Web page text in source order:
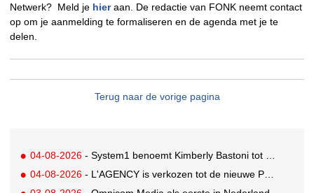
Netwerk? Meld je hieraan. De redactie van FONK neemt contact
op om je aanmelding te formaliseren en de agenda met je te
delen.
Terug naar de vorige pagina
04-08-2026 - System1 benoemt Kimberly Bastoni tot Gobal Chief Commercial Officer
04-08-2026 - L'AGENCY is verkozen tot de nieuwe PR-partner van KoRo